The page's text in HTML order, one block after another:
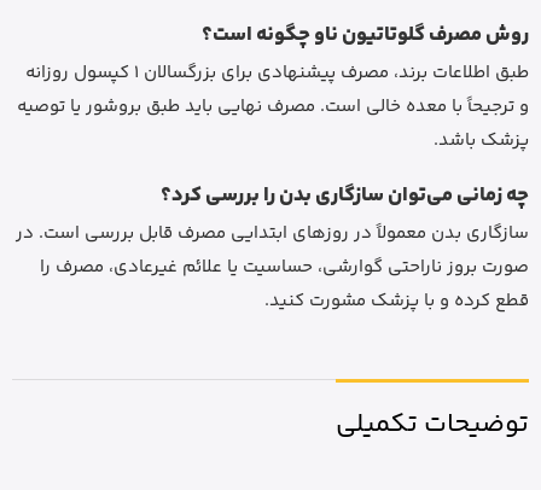
روش مصرف گلوتاتیون ناو چگونه است؟
طبق اطلاعات برند، مصرف پیشنهادی برای بزرگسالان 1 کپسول روزانه
و ترجیحاً با معده خالی است. مصرف نهایی باید طبق بروشور یا توصیه
پزشک باشد.
چه زمانی می‌توان سازگاری بدن را بررسی کرد؟
سازگاری بدن معمولاً در روزهای ابتدایی مصرف قابل بررسی است. در
صورت بروز ناراحتی گوارشی، حساسیت یا علائم غیرعادی، مصرف را
قطع کرده و با پزشک مشورت کنید.
توضیحات تکمیلی